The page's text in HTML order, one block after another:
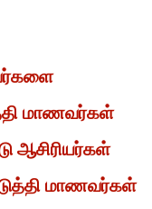
மாணவர்கள்
ஆசிரியர்கள்
மாணவர்கள்